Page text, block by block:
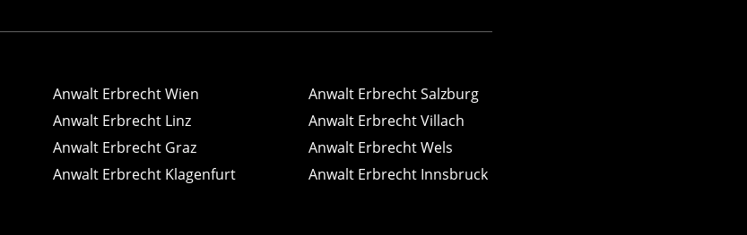
Anwalt Erbrecht Wien
Anwalt Erbrecht Linz
Anwalt Erbrecht Graz
Anwalt Erbrecht Klagenfurt
Anwalt Erbrecht Salzburg
Anwalt Erbrecht Villach
Anwalt Erbrecht Wels
Anwalt Erbrecht Innsbruck